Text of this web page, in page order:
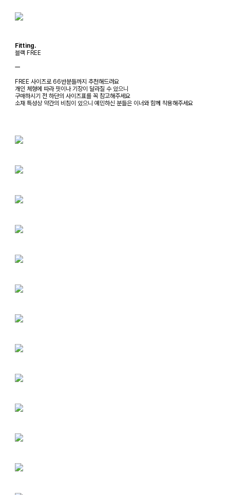
Fitting.
블랙 FREE
ㅡ
FREE 사이즈로 66반분들까지 추천해드려요
개인 체형에 따라 핏이나 기장이 달라질 수 있으니
구매하시기 전 하단의 사이즈표를 꼭 참고해주세요
소재 특성상 약간의 비침이 있으니 예민하신 분들은 이너와 함께 착용해주세요